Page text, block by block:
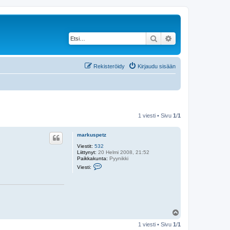
Etsi
Kirjaudu sisään
Rekisteröidy
1 viesti • Sivu 1/1
markuspetz
Viestit: 532
Liittynyt: 20 Helmi 2008, 21:52
Paikkakunta: Pyynikki
Viesti:
k
ö
1 viesti • Sivu 1 /1